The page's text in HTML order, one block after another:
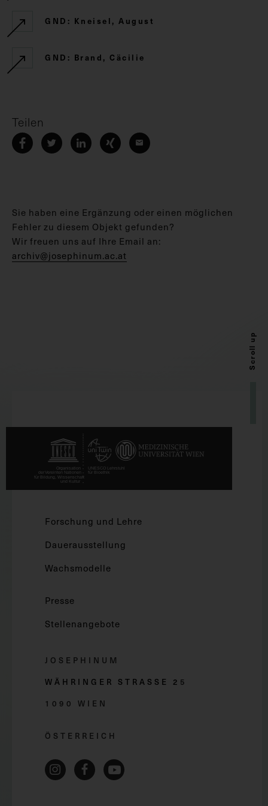
GND: Kneisel, August
GND: Brand, Cäcilie
Teilen
Sie haben eine Ergänzung oder einen möglichen
Fehler zu diesem Objekt gefunden?
Wir freuen uns auf Ihre Email an:
archiv@josephinum.ac.at
Scroll up
Forschung und Lehre
Dauerausstellung
Wachsmodelle
Presse
Stellenangebote
JOSEPHINUM
WÄHRINGER STRASSE 2 5
1090 WIEN
ÖSTERREICH